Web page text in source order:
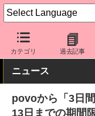
カテゴリ 過去記事
ケータイ Watch キャ
ニュース
povoから「3日
13日までの期間